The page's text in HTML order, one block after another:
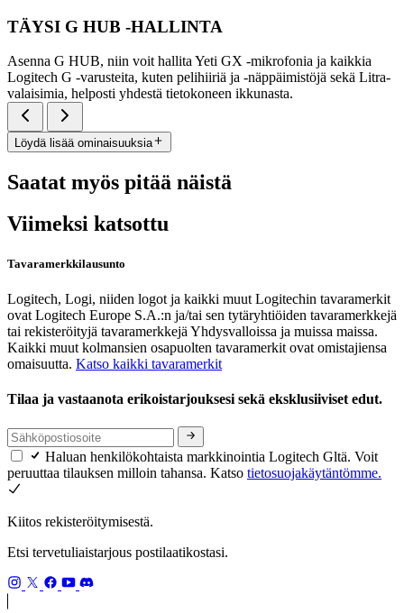
TÄYSI G HUB -HALLINTA
Asenna G HUB, niin voit hallita Yeti GX -mikrofonia ja kaikkia
Logitech G -varusteita, kuten pelihiiriä ja -näppäimistöjä sekä Litra-
valaisimia, helposti yhdestä tietokoneen ikkunasta.
Löydä lisää ominaisuuksia
Saatat myös pitää näistä
Viimeksi katsottu
Tavaramerkkilausunto
Logitech, Logi, niiden logot ja kaikki muut Logitechin tavaramerkit
ovat Logitech Europe S.A.:n ja/tai sen tytäryhtiöiden tavaramerkkejä
tai rekisteröityjä tavaramerkkejä Yhdysvalloissa ja muissa maissa.
Kaikki muut kolmansien osapuolten tavaramerkit ovat omistajiensa
omaisuutta. Katso kaikki tavaramerkit
Tilaa ja vastaanota erikoistarjouksesi sekä eksklusiiviset edut.
Haluan henkilökohtaista markkinointia Logitech Gltä. Voit
peruuttaa tilauksen milloin tahansa. Katso tietosuojakäytäntömme.
Kiitos rekisteröitymisestä.
Etsi tervetuliaistarjous postilaatikostasi.